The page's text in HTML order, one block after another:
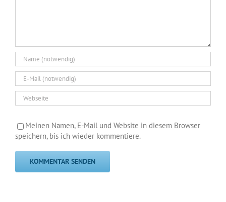
Meinen Namen, E-Mail und Website in diesem Browser
speichern, bis ich wieder kommentiere.